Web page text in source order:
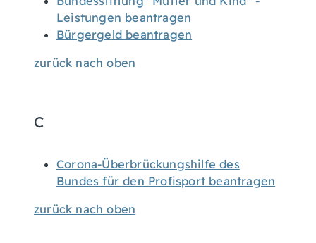
Leistungen beantragen
Bürgergeld beantragen
zurück nach oben
C
Corona-Überbrückungshilfe des
Bundes für den Profisport beantragen
zurück nach oben